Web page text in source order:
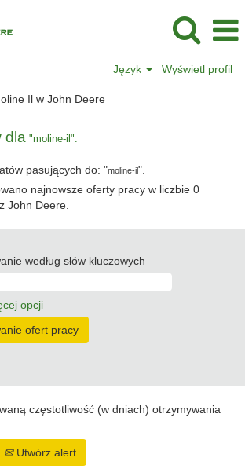
Język Wyświetl profil
Il w John Deere(bieżąca
dla "moline-il".
pasujących do: "moline-il".
najnowsze oferty pracy w liczbie 0
John Deere.
według słów kluczowych
opcji
częstotliwość (w dniach) otrzymywania
Utwórz alert